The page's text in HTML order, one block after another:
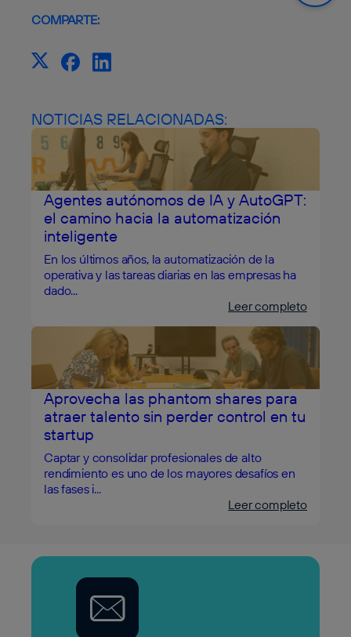
COMPARTE:
NOTICIAS RELACIONADAS:
Agentes autónomos de IA y AutoGPT:
el camino hacia la automatización
inteligente
En los últimos años, la automatización de la
operativa y las tareas diarias en las empresas ha
dado...
Leer completo
Aprovecha las phantom shares para
atraer talento sin perder control en tu
startup
Captar y consolidar profesionales de alto
rendimiento es uno de los mayores desafíos en
las fases i...
Leer completo